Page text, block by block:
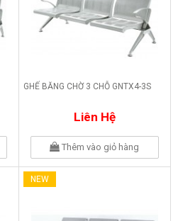
GHẾ BĂNG CHỜ 3 CHỖ GNTX4-3S
Liên Hệ
Thêm vào giỏ hàng
NEW